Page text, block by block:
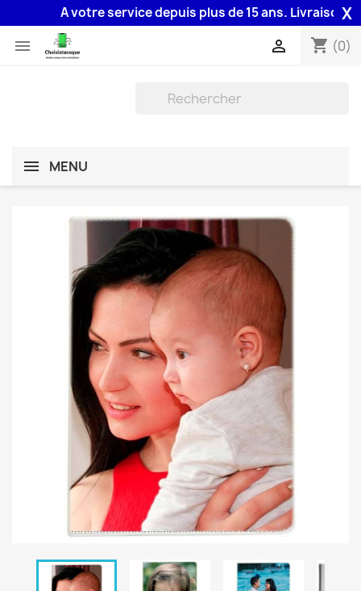
A votre service depuis plus de 15 ans. Livraison 48H
X
 shopping_cart (0)

MENU